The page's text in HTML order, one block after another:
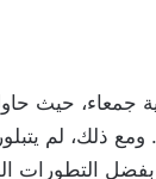
جمعاء، حيث
ومع ذلك،
التطورات